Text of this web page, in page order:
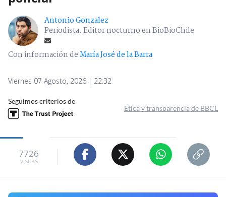
Antonio Gonzalez
Periodista. Editor nocturno en BioBioChile
Con información deMaría José de la Barra
Viernes 07 Agosto, 2026 | 22:32
Seguimos criterios de
Ética y transparencia de BBCL
7726
visitas